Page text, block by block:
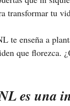
transformar tu
te enseña a
que florezca.
es una